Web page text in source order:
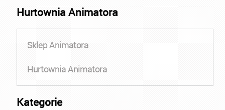
Hurtownia Animatora
Sklep Animatora
Hurtownia Animatora
Kategorie